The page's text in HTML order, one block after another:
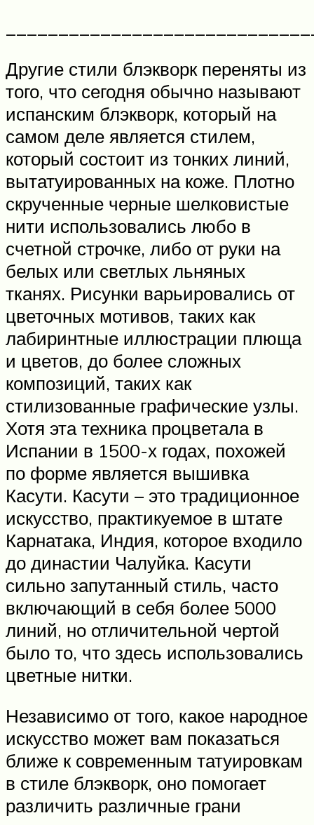
Другие стили блэкворк переняты из
того, что сегодня обычно называют
испанским блэкворк, который на
самом деле является стилем,
который состоит из тонких линий,
вытатуированных на коже. Плотно
скрученные черные шелковистые
нити использовались любо в
счетной строчке, либо от руки на
белых или светлых льняных
тканях. Рисунки варьировались от
цветочных мотивов, таких как
лабиринтные иллюстрации плюща
и цветов, до более сложных
композиций, таких как
стилизованные графические узлы.
Хотя эта техника процветала в
Испании в 1500-х годах, похожей
по форме является вышивка
Касути. Касути – это традиционное
искусство, практикуемое в штате
Карнатака, Индия, которое входило
до династии Чалуйка. Касути
сильно запутанный стиль, часто
включающий в себя более 5000
линий, но отличительной чертой
было то, что здесь использовались
цветные нитки.
Независимо от того, какое народное
искусство может вам показаться
ближе к современным татуировкам
в стиле блэкворк, оно помогает
различить различные грани